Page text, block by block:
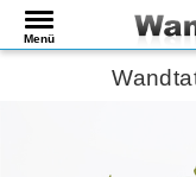
Menü